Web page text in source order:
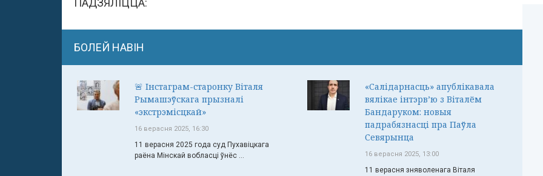
ПАДЗЯЛІЦЦА:
БОЛЕЙ НАВІН
🚨 Інстаграм-старонку Віталя
Рымашэўскага прызналі
«экстрэмісцкай»
16 верасня 2025, 16:30
11 верасня 2025 года суд Пухавіцкага
раёна Мінскай вобласці ўнёс ...
«Салідарнасць» апублікавала
вялікае інтэрв’ю з Віталём
Бандаруком: новыя
падрабязнасці пра Паўла
Севярынца
16 верасня 2025, 13:00
11 верасня зняволенага Віталя